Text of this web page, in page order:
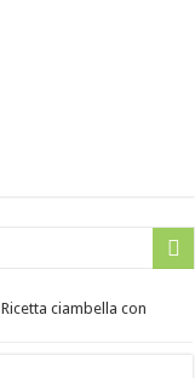
Ricetta ciambella con